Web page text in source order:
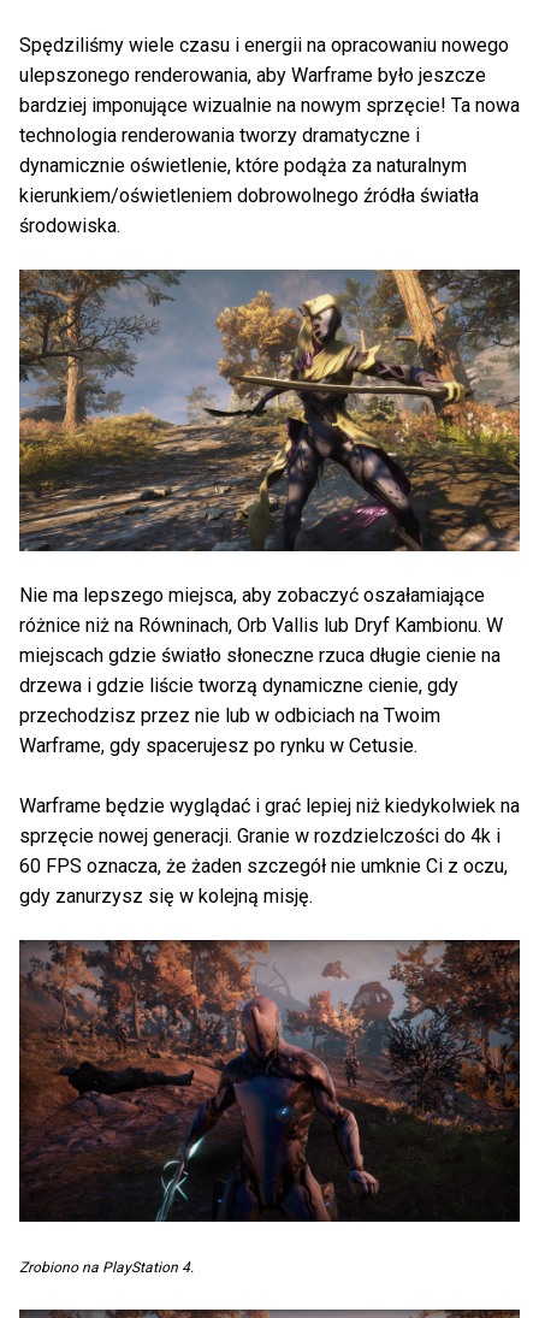
Spędziliśmy wiele czasu i energii na opracowaniu nowego
ulepszonego renderowania, aby Warframe było jeszcze
bardziej imponujące wizualnie na nowym sprzęcie! Ta nowa
technologia renderowania tworzy dramatyczne i
dynamicznie oświetlenie, które podąża za naturalnym
kierunkiem/oświetleniem dobrowolnego źródła światła
środowiska.
Nie ma lepszego miejsca, aby zobaczyć oszałamiające
różnice niż na Równinach, Orb Vallis lub Dryf Kambionu. W
miejscach gdzie światło słoneczne rzuca długie cienie na
drzewa i gdzie liście tworzą dynamiczne cienie, gdy
przechodzisz przez nie lub w odbiciach na Twoim
Warframe, gdy spacerujesz po rynku w Cetusie.
Warframe będzie wyglądać i grać lepiej niż kiedykolwiek na
sprzęcie nowej generacji. Granie w rozdzielczości do 4k i
60 FPS oznacza, że żaden szczegół nie umknie Ci z oczu,
gdy zanurzysz się w kolejną misję.
Zrobiono na PlayStation 4.